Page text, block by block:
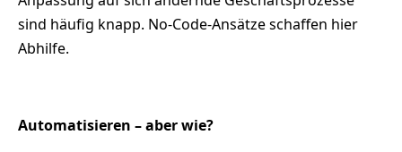
sind häufig knapp. No-Code-Ansätze schaffen hier
Abhilfe.
Automatisieren – aber wie?